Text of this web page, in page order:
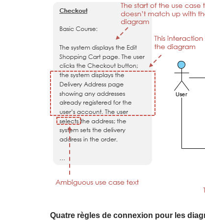
Quatre règles de connexion pour les